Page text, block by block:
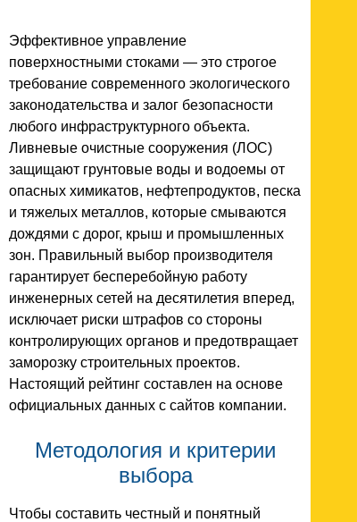
Эффективное управление
поверхностными стоками — это строгое
требование современного экологического
законодательства и залог безопасности
любого инфраструктурного объекта.
Ливневые очистные сооружения (ЛОС)
защищают грунтовые воды и водоемы от
опасных химикатов, нефтепродуктов, песка
и тяжелых металлов, которые смываются
дождями с дорог, крыш и промышленных
зон. Правильный выбор производителя
гарантирует бесперебойную работу
инженерных сетей на десятилетия вперед,
исключает риски штрафов со стороны
контролирующих органов и предотвращает
заморозку строительных проектов.
Настоящий рейтинг составлен на основе
официальных данных с сайтов компании.
Методология и критерии
выбора
Чтобы составить честный и понятный